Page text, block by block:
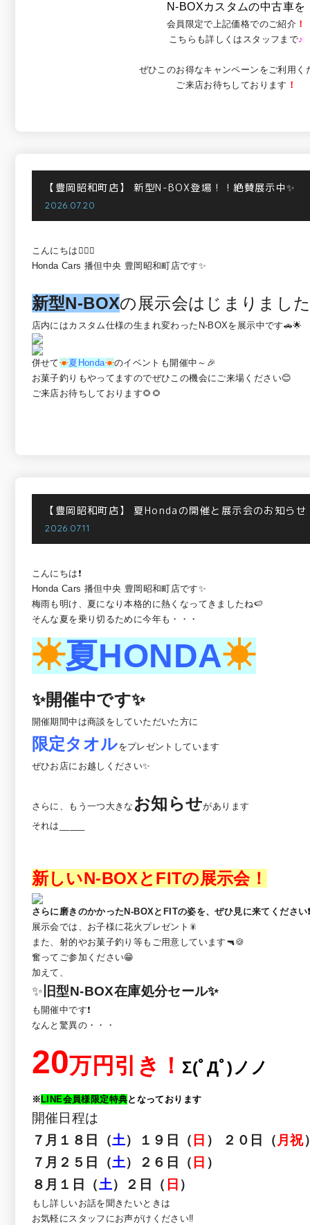
N-BOXカスタムの中古車を
会員限定で上記価格でのご紹介 ！
こちらも詳しくはスタッフまで♪
ぜひこのお得なキャンペーンをご利用く
ご来店お待ちしております ！
【豊岡昭和町店】 新型N-BOX登場！！絶賛展示中✨
2026.07.20
こんにちは💁🏻‍♀️
Honda Cars 播但中央 豊岡昭和町店です✨
新型N-BOXの展示会はじまりまし
店内にはカスタム仕様の生まれ変わったN-BOXを展示中です🚗🌟
併せて☀夏Honda☀のイベントも開催中～🎉
お菓子釣りもやってますのでぜひこの機会にご来場ください😊
ご来店お待ちしております🌻🌻
【豊岡昭和町店】 夏Hondaの開催と展示会のお知らせ
2026.07.11
こんにちは❗
Honda Cars 播但中央 豊岡昭和町店です✨
梅雨も明け、夏になり本格的に熱くなってきましたね🍉
そんな夏を乗り切るために今年も・・・
☀夏HONDA☀
✨開催中です✨
開催期間中は商談をしていただいた方に
限定タオルをプレゼントしています
ぜひお店にお越しください✨
さらに、もう一つ大きな お知らせがあります
それは_____
新しいN-BOXと FITの展示会！
さらに磨きのかかったN-BOXとFITの姿を、ぜひ見に来てください❗
展示会では、お子様に花火プレゼント🎇
また、射的やお菓子釣り等もご用意しています🔫🍪
奮ってご参加ください😁
加えて、
✨ 旧型N-BOX在庫処分セール✨
も開催中です❗
なんと驚異の・・・
20万円引き！ Σ(ﾟДﾟ)ノノ
※ LINE会員様限定特典となっております
開催日程は
７月１８日（土）１９日（ 日 ） ２０日（ 月祝
７月２５日（土）２６日（ 日 ）
８月１日（土）２日（ 日 ）
もし詳しいお話を聞きたいときは
お気軽にスタッフにお声がけください‼️